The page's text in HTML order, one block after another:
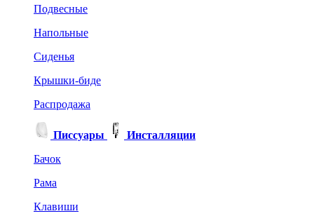
Подвесные
Напольные
Сиденья
Крышки-биде
Распродажа
Писсуары
Инсталляции
Бачок
Рама
Клавиши